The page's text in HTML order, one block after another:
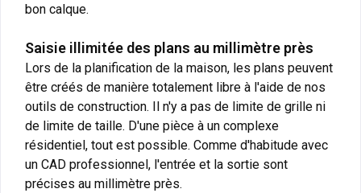
bon calque.
Saisie illimitée des plans au millimètre près
Lors de la planification de la maison, les plans peuvent
être créés de manière totalement libre à l'aide de nos
outils de construction. Il n'y a pas de limite de grille ni
de limite de taille. D'une pièce à un complexe
résidentiel, tout est possible. Comme d'habitude avec
un CAD professionnel, l'entrée et la sortie sont
précises au millimètre près.